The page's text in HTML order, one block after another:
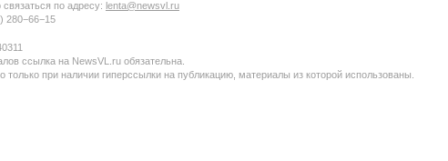
по адресу: lenta@newsvl.ru
280−66−15
ссылка на NewsVL.ru обязательна.
только при наличии гиперссылки на публикацию, материалы из которой использованы.